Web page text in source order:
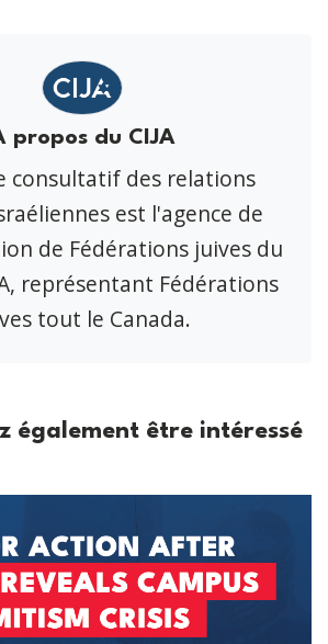
propos du CIJA
consultatif des relations
est l'agence de
de Fédérations juives du
représentant Fédérations
tout le Canada.
également être intéressé